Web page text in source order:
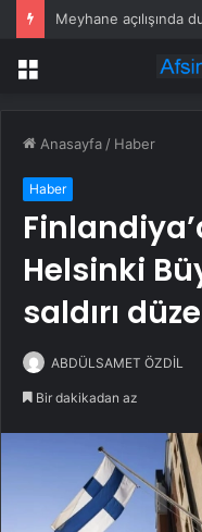
Menü
Anasayfa / Haber
Haber
Helsinki
saldırı
ABDÜLSAMET ÖZDİL
Bir dakikadan az